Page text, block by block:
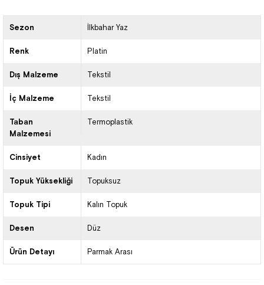
Sezon İlkbahar Yaz
Renk Platin
Dış Malzeme Tekstil
İç Malzeme Tekstil
Taban
Malzemesi
Termoplastik
Cinsiyet Kadın
Topuk Yüksekliği Topuksuz
Topuk Tipi Kalın Topuk
Desen Düz
Ürün Detayı Parmak Arası